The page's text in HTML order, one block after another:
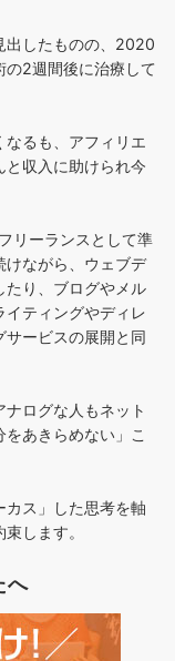
出したものの、2020
の2週間後に治療して
るも、アフィリエ
と収入に助けられ今
リーランスとして準
けながら、ウェブデ
たり、ブログやメル
イティングやディレ
サービスの展開と同
ログな人もネット
あきらめない」こ
カス」した思考を軸
します。
へ